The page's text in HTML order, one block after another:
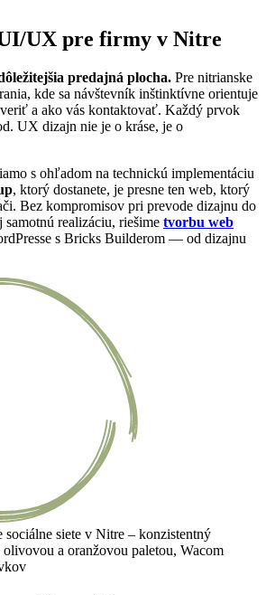
UX pre firmy v Nitre
predajná plocha. Pre nitrianske
kde sa návštevník inštinktívne orientuje
a ako vás kontaktovať. Každý prvok
UX dizajn nie je o kráse, je o
s ohľadom na technickú implementáciu
, ktorý dostanete, je presne ten web, ktorý
Bez kompromisov pri prevode dizajnu do
realizáciu, riešime tvorbu web
s Bricks Builderom — od dizajnu